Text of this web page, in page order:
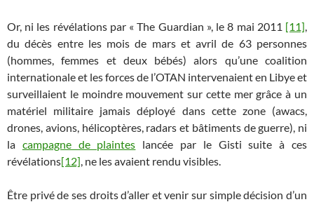
Or, ni les révélations par « The Guardian », le 8 mai 2011 [11],
du décès entre les mois de mars et avril de 63 personnes
(hommes, femmes et deux bébés) alors qu’une coalition
internationale et les forces de l’OTAN intervenaient en Libye et
surveillaient le moindre mouvement sur cette mer grâce à un
matériel militaire jamais déployé dans cette zone (awacs,
drones, avions, hélicoptères, radars et bâtiments de guerre), ni
la campagne de plaintes lancée par le Gisti suite à ces
révélations[12], ne les avaient rendu visibles.
Être privé de ses droits d’aller et venir sur simple décision d’un